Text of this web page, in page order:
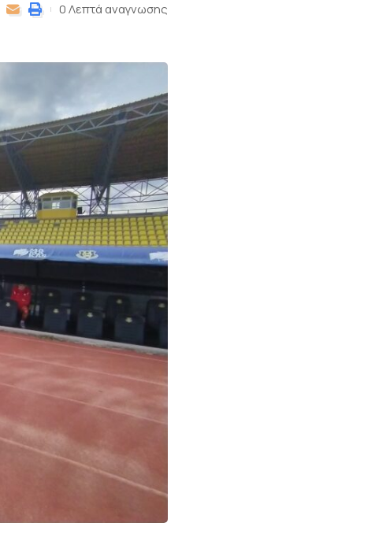
0 Λεπτά αναγνωσης